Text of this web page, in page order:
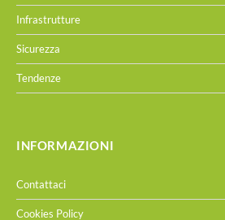
Infrastrutture
Sicurezza
Tendenze
INFORMAZIONI
Contattaci
Cookies Policy